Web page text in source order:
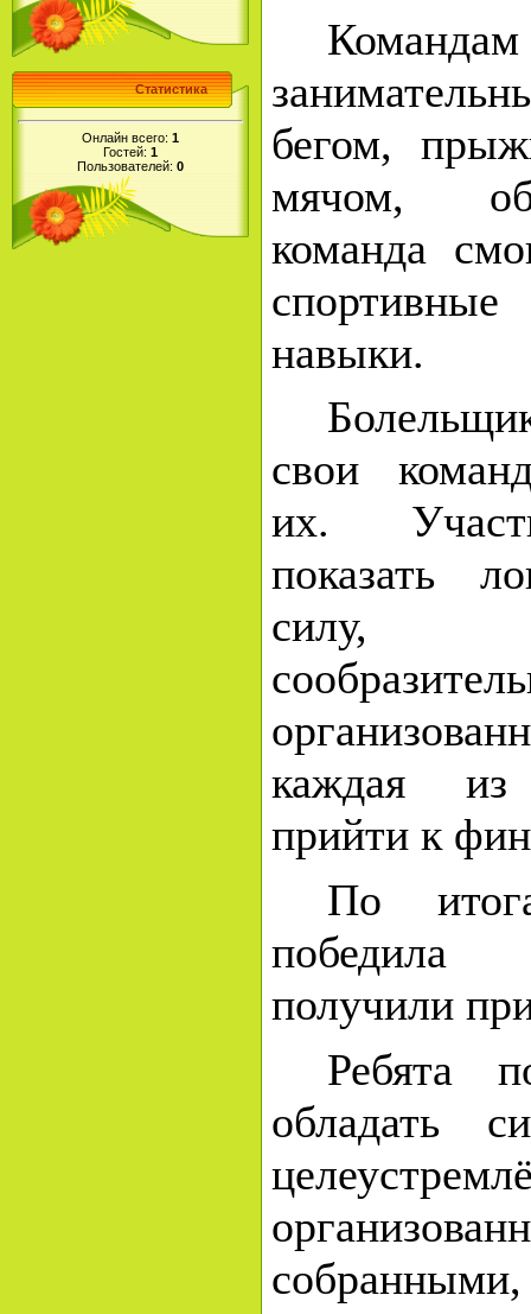
Статистика
Онлайн всего: 1
Гостей: 1
Пользователей: 0
бегом,
мячом,
команда
навыки.
свои
их.
показать
силу,
каждая из
прийти к
По
победила
получили
Ребята
обладать